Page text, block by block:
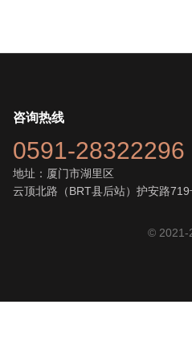
咨询热线
0591-28322296
地址：厦门市湖里区
云顶北路（BRT县后站）护安路719
© 2021-